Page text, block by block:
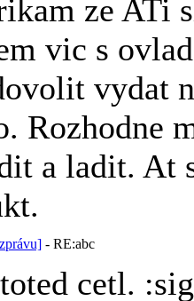
ze ATi
vic s
vydat
Rozhodne
a ladit. At
- RE:abc
cetl.